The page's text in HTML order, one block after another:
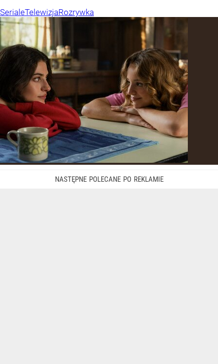
SerialeTelewizjaRozrywka